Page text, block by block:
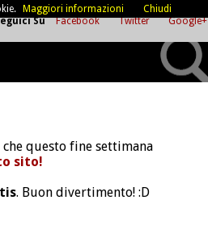
Su Facebook Twitter Google+
questo fine settimana
sito!
. Buon divertimento! :D
Maggiori informazioni Chiudi